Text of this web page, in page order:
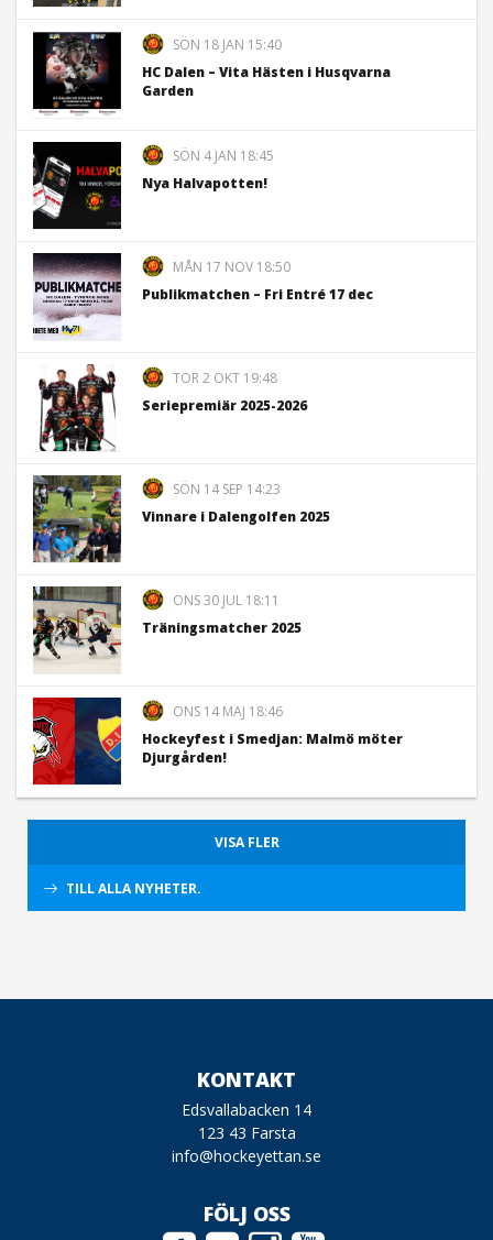
SÖN 18 JAN 15:40
HC Dalen – Vita Hästen i Husqvarna
Garden
SÖN 4 JAN 18:45
Nya Halvapotten!
MÅN 17 NOV 18:50
Publikmatchen – Fri Entré 17 dec
TOR 2 OKT 19:48
Seriepremiär 2025-2026
SÖN 14 SEP 14:23
Vinnare i Dalengolfen 2025
ONS 30 JUL 18:11
Träningsmatcher 2025
ONS 14 MAJ 18:46
Hockeyfest i Smedjan: Malmö möter
Djurgården!
VISA FLER
TILL ALLA NYHETER.
KONTAKT
Edsvallabacken 14
123 43 Farsta
info@hockeyettan.se
FÖLJ OSS